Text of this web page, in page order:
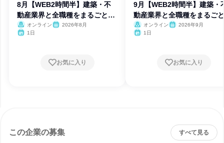
8月【WEB2時間半】建築・不
動産業界と全職種をまるごと理
解
オンライン
2026年8月
1日
お気に入り
9月【WEB2時間半】建築・
動産業界と全職種をまるご
解
オンライン
2026年9月
1日
お気に入り
この企業の募集 すべて見る